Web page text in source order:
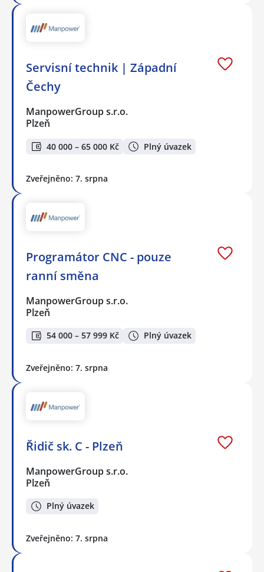
Servisní technik | Západní
Čechy
ManpowerGroup s.r.o.
Plzeň
40 000 – 65 000 Kč Plný úvazek
Zveřejněno: 7. srpna
Programátor CNC - pouze
ranní směna
ManpowerGroup s.r.o.
Plzeň
54 000 – 57 999 Kč Plný úvazek
Zveřejněno: 7. srpna
Řidič sk. C - Plzeň
ManpowerGroup s.r.o.
Plzeň
Plný úvazek
Zveřejněno: 7. srpna